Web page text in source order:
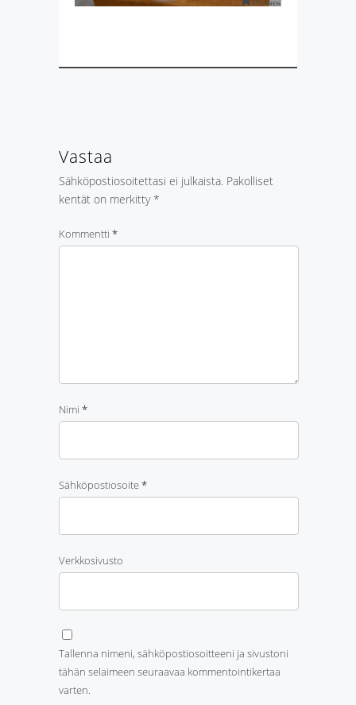
Vastaa
Sähköpostiosoitettasi ei julkaista. Pakolliset
kentät on merkitty*
Kommentti *
Nimi *
Sähköpostiosoite*
Verkkosivusto
Tallenna nimeni, sähköpostiosoitteeni ja sivustoni
tähän selaimeen seuraavaa kommentointikertaa
varten.